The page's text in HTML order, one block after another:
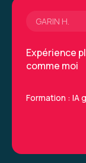
GARIN H.
Expérience
comme moi
Formation : IA